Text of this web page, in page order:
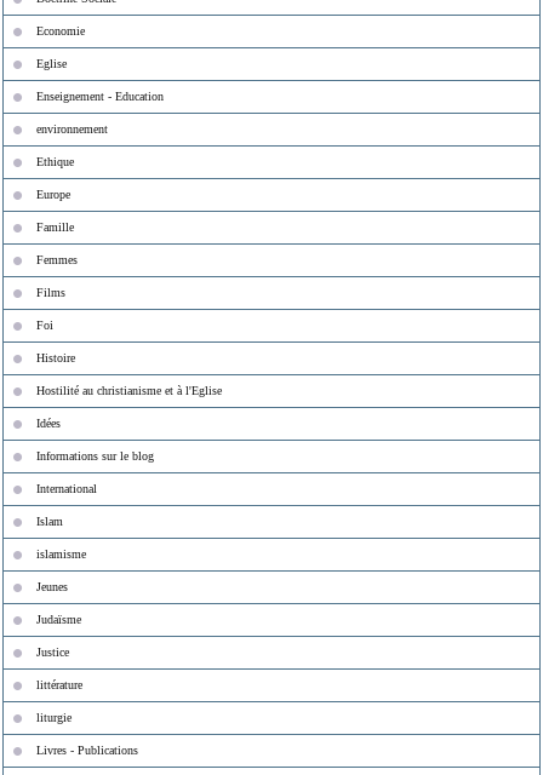
Economie
Eglise
Enseignement - Education
environnement
Ethique
Europe
Famille
Femmes
Films
Foi
Histoire
Hostilité au christianisme et à l'Eglise
Idées
Informations sur le blog
International
Islam
islamisme
Jeunes
Judaïsme
Justice
littérature
liturgie
Livres - Publications